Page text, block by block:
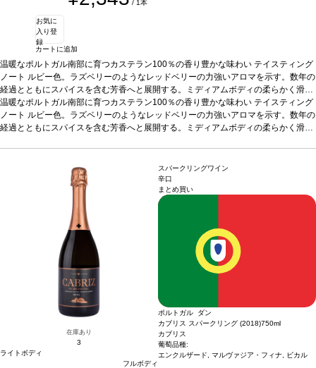
/ 1本
お気に
入り登
録
カートに追加
温暖なポルトガル南部に育つカステラン100％の香り豊かな味わい テイスティング
ノート ルビー色。ラズベリーのようなレッドベリーの力強いアロマを示す。数年の
経過とともにスパイスを含む芳香へと展開する。ミディアムボディの柔らかく滑ら
かな味わいに、心地よい余韻の後味が続く。合う料理ジビエ、グリル肉、チーズ
などと好相性。葡萄品種カステラン 100%認証サスティナブルHACCP認証*本ヴ
ィンテージが在庫切れの場合、在庫があり価格が同様の場合は自動的に次のヴィン
温暖なポルトガル南部に育つカステラン100％の香り豊かな味わい テイスティング
ノート ルビー色。ラズベリーのようなレッドベリーの力強いアロマを示す。数年の
経過とともにスパイスを含む芳香へと展開する。ミディアムボディの柔らかく滑ら
ィンテージが在庫切れの場合、在庫があり価格が同様の場合は自動的に次のヴィン
テージに変更されます、ご了承ください。
在庫あり
3
ライトボディ
フルボディ
スパークリングワイン
辛口
まとめ買い
ポルトガル ダン
カブリス スパークリング (2018)750ml
カブリス
葡萄品種:
エンクルザード, マルヴァジア・フィナ, ビカル